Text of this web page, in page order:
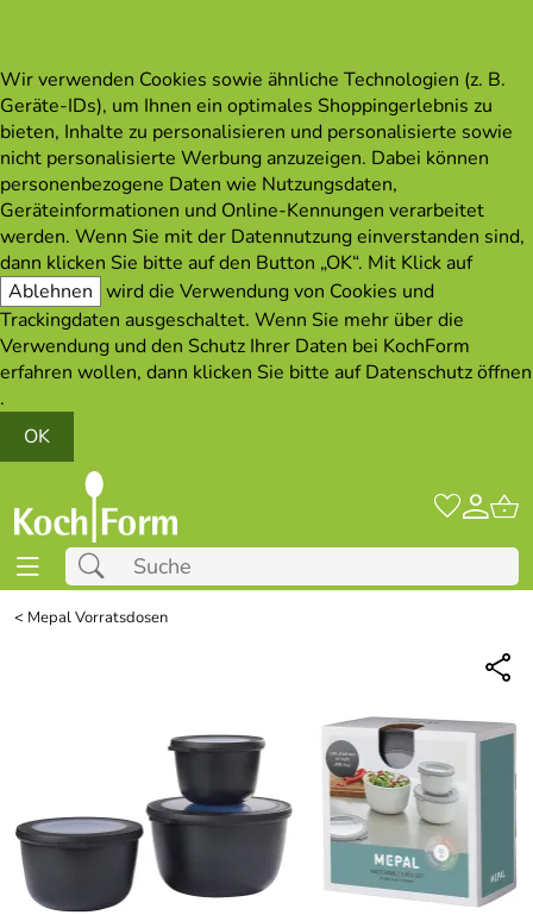
Wir verwenden Cookies sowie ähnliche Technologien (z. B.
Geräte-IDs), um Ihnen ein optimales Shoppingerlebnis zu
bieten, Inhalte zu personalisieren und personalisierte sowie
nicht personalisierte Werbung anzuzeigen. Dabei können
personenbezogene Daten wie Nutzungsdaten,
Geräteinformationen und Online-Kennungen verarbeitet
werden. Wenn Sie mit der Datennutzung einverstanden sind,
dann klicken Sie bitte auf den Button „OK“. Mit Klick auf
Ablehnen wird die Verwendung von Cookies und
Trackingdaten ausgeschaltet. Wenn Sie mehr über die
Verwendung und den Schutz Ihrer Daten bei KochForm
erfahren wollen, dann klicken Sie bitte aufDatenschutz öffnen
.
OK
< Mepal Vorratsdosen